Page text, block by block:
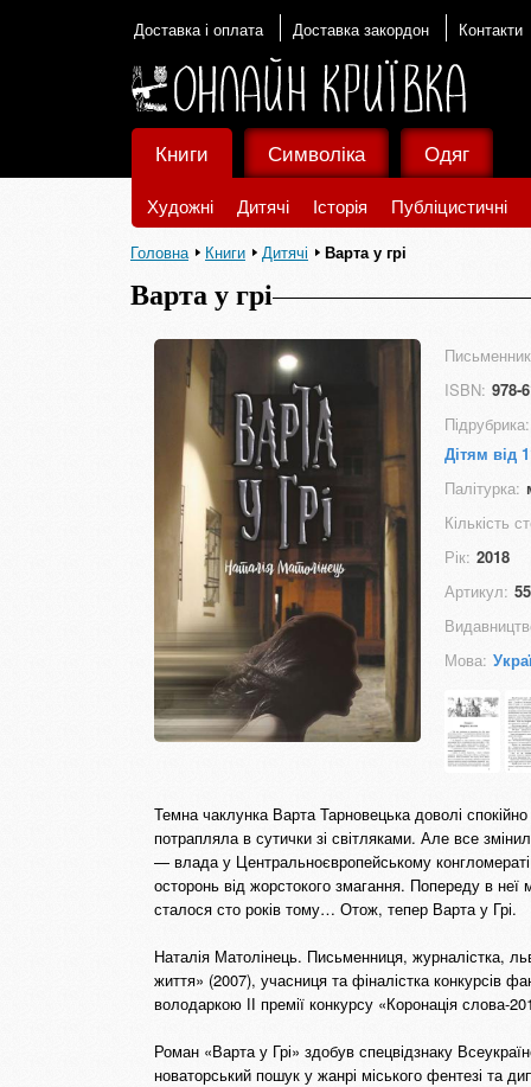
Доставка і оплата Доставка закордон Контакти
Книги
Художні Дитячі Історія Публіцистичні
Символіка Одяг
Головна Книги Дитячі Варта у грі
Варта у грі
ISBN: 978-
Підрубрика:
Дітям від
Палітурка:
Кількість
Рік: 2018
Артикул:
Мова:
Темна чаклунка Варта Тарновецька доволі
потрапляла в сутички зі світляками. Але все
— влада у Центральноєвропейському
осторонь від жорстокого змагання. Попереду в неї
сталося сто років тому… Отож, тепер Варта у Грі.
Наталія Матолінець. Письменниця, журналістка,
життя» (2007), учасниця та фіналістка конкурсів
володаркою ІІ премії конкурсу «Коронація слова-
Роман «Варта у Грі» здобув спецвідзнаку
новаторський пошук у жанрі міського фентезі та